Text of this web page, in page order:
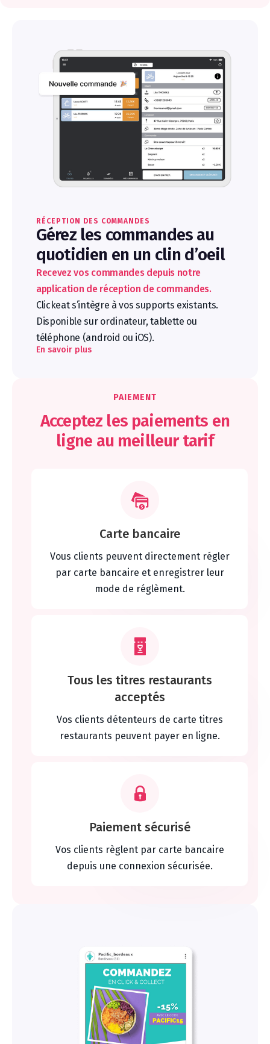
RÉCEPTION DES COMMANDES
Gérez les commandes au
quotidien en un clin d’oeil
Recevez vos commandes depuis notre
application de réception de commandes.
Clickeat s’intègre à vos supports existants.
Disponible sur ordinateur, tablette ou
téléphone (android ou iOS).
En savoir plus
PAIEMENT
Acceptez les paiements en
ligne au meilleur tarif
Carte bancaire
Vous clients peuvent directement régler
par carte bancaire et enregistrer leur
mode de réglèment.
Tous les titres restaurants
acceptés
Vos clients détenteurs de carte titres
restaurants peuvent payer en ligne.
Paiement sécurisé
Vos clients règlent par carte bancaire
depuis une connexion sécurisée.